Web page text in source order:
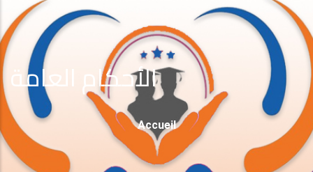
الأحكام العامة
Fil
D'Ariane
Accueil